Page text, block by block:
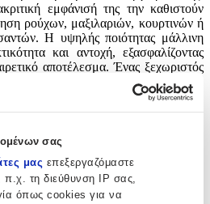
σας
μας επεξεργαζόμαστε
τη διεύθυνση IP σας,
όπως cookies για να
εμφάνισή της την καθιστούν
ρούχων, μαξιλαριών, κουρτινών ή
Η υψηλής ποιότητας μάλλινη
και αντοχή, εξασφαλίζοντας
αποτέλεσμα. Ένας ξεχωριστός
δημιουργίες σας με διακριτική